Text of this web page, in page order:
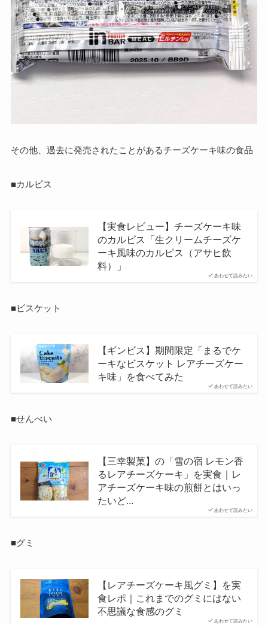
その他、過去に発売されたことがあるチーズケーキ味の食品
■カルピス
あわせて読みたい
【実食レビュー】チーズケーキ味
のカルピス「生クリームチーズケ
ーキ風味のカルピス（アサヒ飲
料）」
■ビスケット
あわせて読みたい
【ギンビス】期間限定「まるでケ
ーキなビスケット レアチーズケー
キ味」を食べてみた
■せんべい
あわせて読みたい
【三幸製菓】の「雪の宿 レモン香
るレアチーズケーキ」を実食｜レ
アチーズケーキ味の煎餅とはいっ
たいど...
■グミ
あわせて読みたい
【レアチーズケーキ風グミ】を実
食レポ｜これまでのグミにはない
不思議な食感のグミ